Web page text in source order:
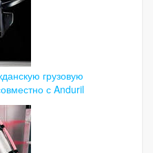
грузовую
с Anduril